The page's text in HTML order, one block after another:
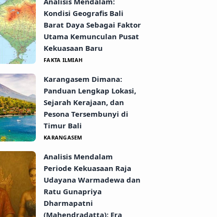
Kondisi Geografis Bali
Barat Daya Sebagai Faktor
Utama Kemunculan Pusat
Kekuasaan Baru
FAKTA ILMIAH
Karangasem Dimana:
Panduan Lengkap Lokasi,
Sejarah Kerajaan, dan
Pesona Tersembunyi di
Timur Bali
KARANGASEM
Analisis Mendalam
Periode Kekuasaan Raja
Udayana Warmadewa dan
Ratu Gunapriya
Dharmapatni
(Mahendradatta): Era